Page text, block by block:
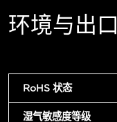
环境与出口
RoHS 状态
湿气敏感度等级